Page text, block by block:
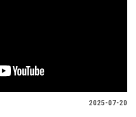
2025-07-20